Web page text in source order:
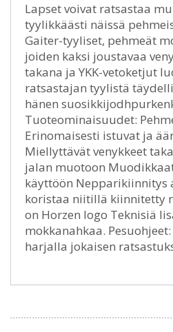
Lapset voivat ratsastaa
tyylikkäästi näissä
Gaiter-tyyliset, pehmeät
joiden kaksi joustavaa
takana ja YKK-vetoketjut
ratsastajan tyylistä
hänen
Tuoteominaisuudet:
Erinomaisesti istuvat ja
Miellyttävät venykkeet
jalan muotoon
käyttöön Nepparikiinnitys
koristaa niitillä kiinnitetty
on Horzen logo Teknisiä
mokkanahkaa.
harjalla jokaisen